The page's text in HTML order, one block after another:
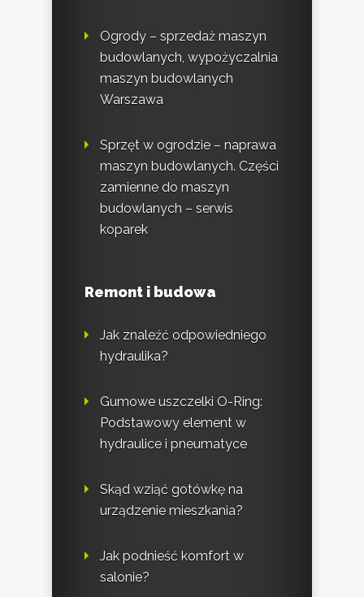
Ogrody – sprzedaż maszyn
budowlanych, wypożyczalnia
maszyn budowlanych
Warszawa
Sprzęt w ogrodzie – naprawa
maszyn budowlanych. Części
zamienne do maszyn
budowlanych – serwis
koparek
Remont i budowa
Jak znaleźć odpowiedniego
hydraulika?
Gumowe uszczelki O-Ring:
Podstawowy element w
hydraulice i pneumatyce
Skąd wziąć gotówkę na
urządzenie mieszkania?
Jak podnieść komfort w
salonie?